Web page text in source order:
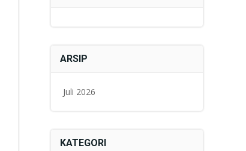
ARSIP
Juli 2026
KATEGORI